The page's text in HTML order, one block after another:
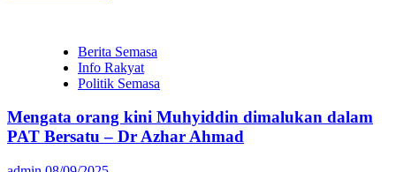
Berita Semasa
Info Rakyat
Politik Semasa
Mengata orang kini Muhyiddin dimalukan dalam
PAT Bersatu – Dr Azhar Ahmad